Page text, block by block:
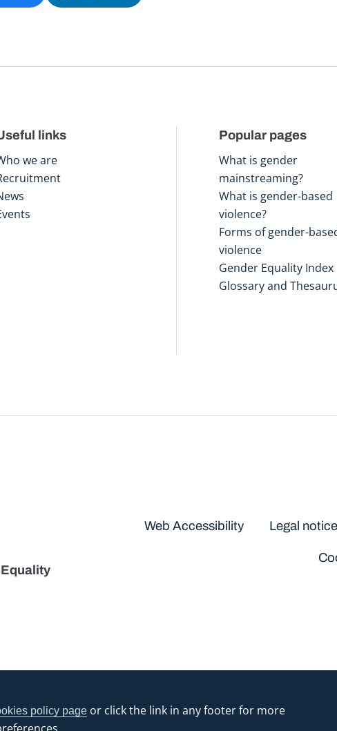
policy page or click the link in any footer for more
links
we are
Popular pages
What is gender
mainstreaming?
What is gender-based
violence?
Forms of gender-
violence
Gender Equality Index
Glossary and
Web Accessibility Legal